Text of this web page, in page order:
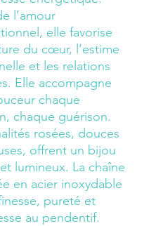
l’amour
elle favorise
du cœur, l’estime
et les relations
Elle accompagne
chaque
chaque guérison.
rosées, douces
offrent un bijou
lumineux. La chaîne
en acier inoxydable
pureté et
au pendentif.